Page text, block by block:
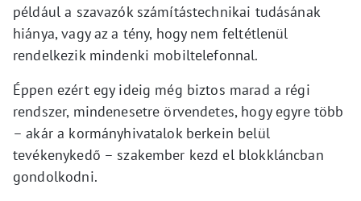
például a szavazók számítástechnikai tudásának
hiánya, vagy az a tény, hogy nem feltétlenül
rendelkezik mindenki mobiltelefonnal.
Éppen ezért egy ideig még biztos marad a régi
rendszer, mindenesetre örvendetes, hogy egyre több
– akár a kormányhivatalok berkein belül
tevékenykedő – szakember kezd el blokkláncban
gondolkodni.